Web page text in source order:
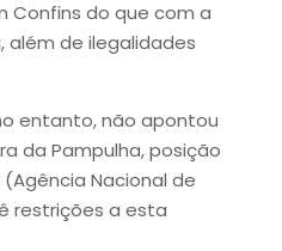
Confins do que com a
além de ilegalidades
entanto, não apontou
da Pampulha, posição
Nacional de
restrições a esta